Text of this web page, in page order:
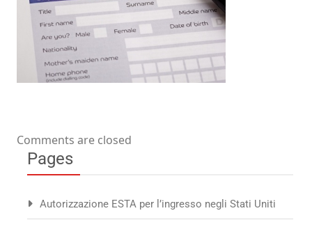
Comments are closed
Pages
Autorizzazione ESTA per l’ingresso negli Stati Uniti